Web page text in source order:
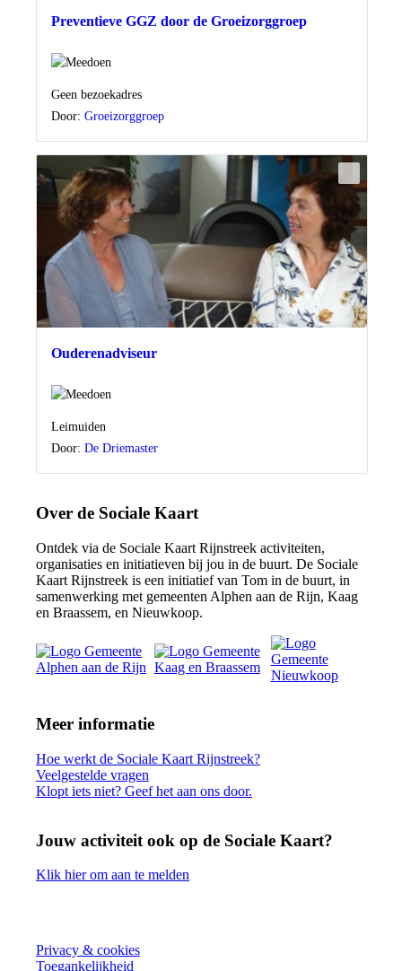
Preventieve GGZ door de Groeizorggroep
Locatie
Geen bezoekadres
Door: Groeizorggroep
Ouderenadviseur
Locatie
Leimuiden
Door: De Driemaster
Over de Sociale Kaart
Ontdek via de Sociale Kaart Rijnstreek activiteiten,
organisaties en initiatieven bij jou in de buurt. De Sociale
Kaart Rijnstreek is een initiatief van Tom in de buurt, in
samenwerking met gemeenten Alphen aan de Rijn, Kaag
en Braassem, en Nieuwkoop.
Meer informatie
Hoe werkt de Sociale Kaart Rijnstreek?
Veelgestelde vragen
Klopt iets niet? Geef het aan ons door.
Jouw activiteit ook op de Sociale Kaart?
Klik hier om aan te melden
Privacy & cookies
Toegankelijkheid